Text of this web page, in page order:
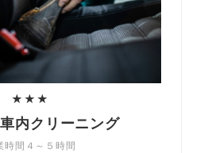
★★★
内クリーニング
時間４～５時間